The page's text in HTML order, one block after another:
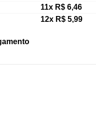
11x R$ 6,46
12x R$ 5,99